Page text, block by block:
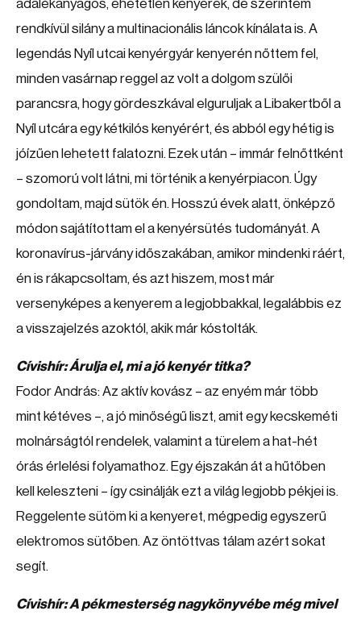
adalékanyagos, ehetetlen kenyerek, de szerintem
rendkívül silány a multinacionális láncok kínálata is. A
legendás Nyíl utcai kenyérgyár kenyerén nőttem fel,
minden vasárnap reggel az volt a dolgom szülői
parancsra, hogy gördeszkával elguruljak a Libakertből a
Nyíl utcára egy kétkilós kenyérért, és abból egy hétig is
jóízűen lehetett falatozni. Ezek után – immár felnőttként
– szomorú volt látni, mi történik a kenyérpiacon. Úgy
gondoltam, majd sütök én. Hosszú évek alatt, önképző
módon sajátítottam el a kenyérsütés tudományát. A
koronavírus-járvány időszakában, amikor mindenki ráért,
én is rákapcsoltam, és azt hiszem, most már
versenyképes a kenyerem a legjobbakkal, legalábbis ez
a visszajelzés azoktól, akik már kóstolták.
Cívishír: Árulja el, mi a jó kenyér titka?
Fodor András: Az aktív kovász – az enyém már több
mint kétéves –, a jó minőségű liszt, amit egy kecskeméti
molnárságtól rendelek, valamint a türelem a hat-hét
órás érlelési folyamathoz. Egy éjszakán át a hűtőben
kell keleszteni – így csinálják ezt a világ legjobb pékjei is.
Reggelente sütöm ki a kenyeret, mégpedig egyszerű
elektromos sütőben. Az öntöttvas tálam azért sokat
segít.
Cívishír: A pékmesterség nagykönyvébe még mivel